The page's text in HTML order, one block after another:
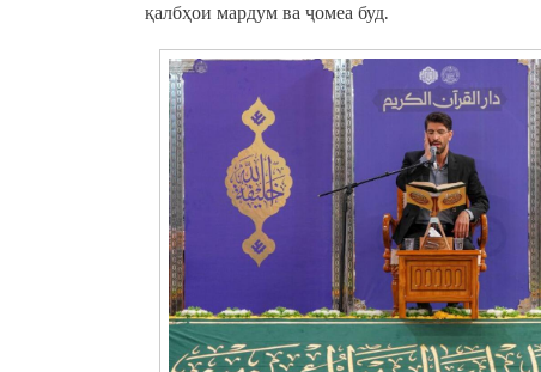
қалбҳои мардум ва ҷомеа буд.